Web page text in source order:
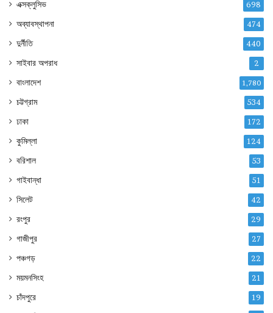
এক্সক্লুসিভ 698
অব্যাবস্থাপনা 474
দুর্নীতি 440
সাইবার অপরাধ 2
বাংলাদেশ 1,780
চট্টগ্রাম 534
ঢাকা 172
কুমিল্লা 124
বরিশাল 53
গাইবান্ধা 51
সিলেট 42
রংপুর 29
গাজীপুর 27
পঞ্চগড় 22
ময়মনসিংহ 21
চাঁদপুরে 19